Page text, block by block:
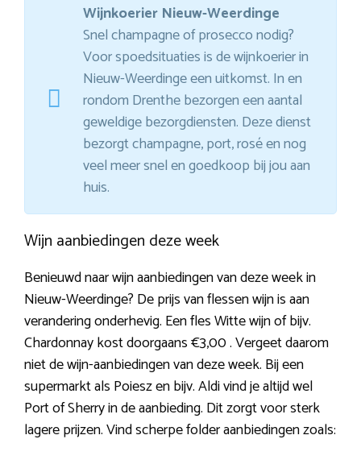
Wijnkoerier Nieuw-Weerdinge
Snel champagne of prosecco nodig?
Voor spoedsituaties is de wijnkoerier in
Nieuw-Weerdinge een uitkomst. In en
rondom Drenthe bezorgen een aantal
geweldige bezorgdiensten. Deze dienst
bezorgt champagne, port, rosé en nog
veel meer snel en goedkoop bij jou aan
huis.
Wijn aanbiedingen deze week
Benieuwd naar wijn aanbiedingen van deze week in
Nieuw-Weerdinge? De prijs van flessen wijn is aan
verandering onderhevig. Een fles Witte wijn of bijv.
Chardonnay kost doorgaans €3,00 . Vergeet daarom
niet de wijn-aanbiedingen van deze week. Bij een
supermarkt als Poiesz en bijv. Aldi vind je altijd wel
Port of Sherry in de aanbieding. Dit zorgt voor sterk
lagere prijzen. Vind scherpe folder aanbiedingen zoals: